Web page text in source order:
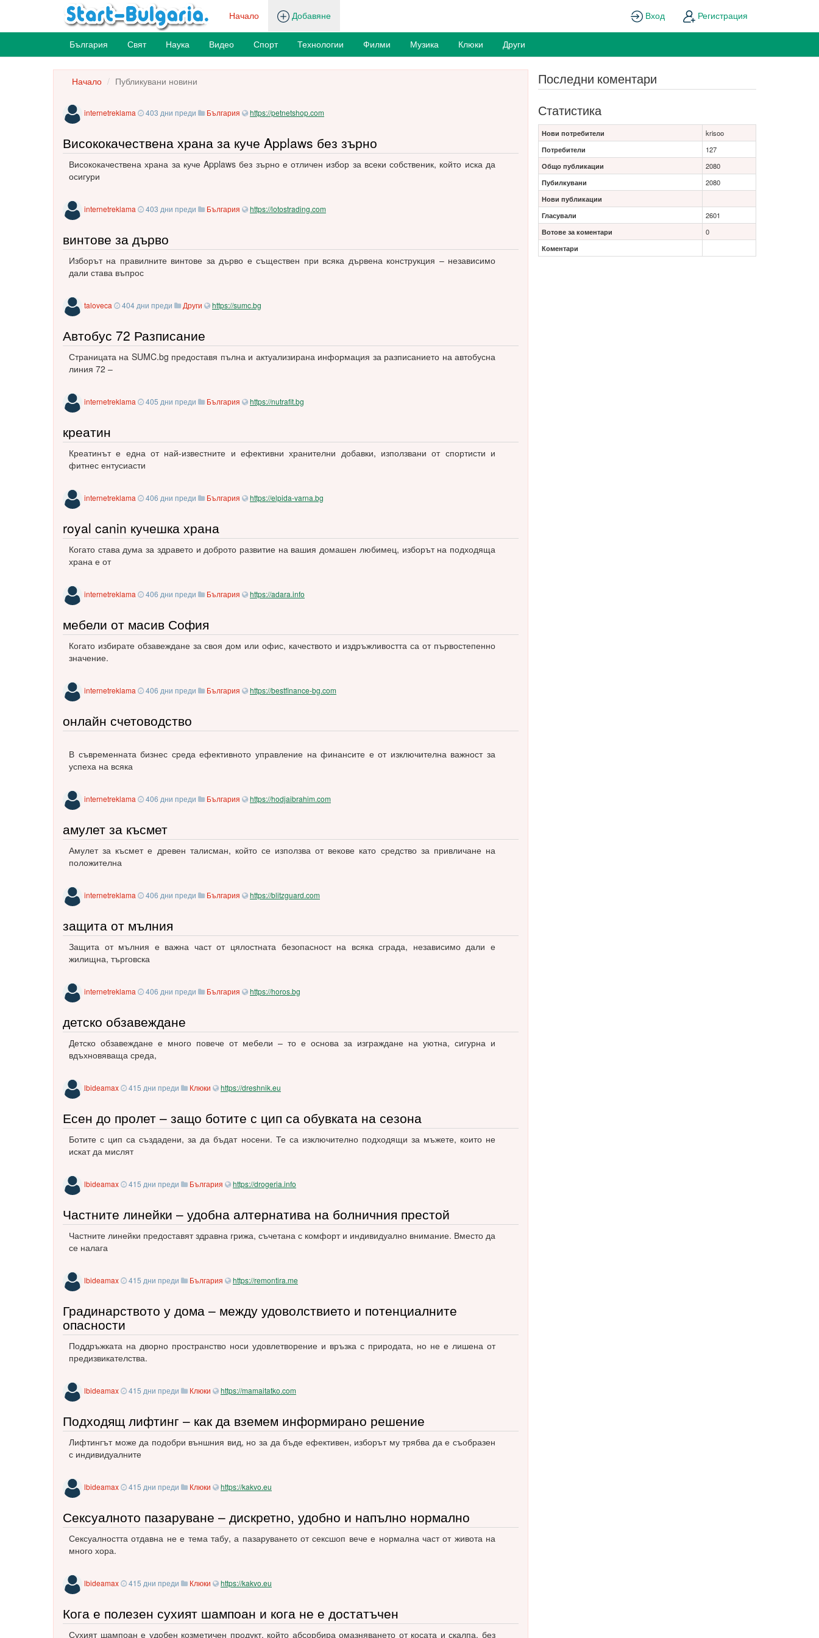
Начало Регистрация
Вход
Добавяне
България Свят Наука Видео Спорт Технологии Филми Музика Клюки Други
Начало Публикувани новини
Висококачествена храна за куче Applaws без зърно
internetreklama 403 дни преди България https://petnetshop.com
Висококачествена храна за куче Applaws без зърно е отличен избор за всеки собственик, който иска да
осигури
винтове за дърво
internetreklama 403 дни преди България https://lotostrading.com
Изборът на правилните винтове за дърво е съществен при всяка дървена конструкция – независимо
дали става въпрос
Автобус 72 Разписание
taloveca 404 дни преди Други https://sumc.bg
Страницата на SUMC.bg предоставя пълна и актуализирана информация за разписанието на автобусна
линия 72 –
креатин
internetreklama 405 дни преди България https://nutrafit.bg
Креатинът е една от най-известните и ефективни хранителни добавки, използвани от спортисти и
фитнес ентусиасти
royal canin кучешка храна
internetreklama 406 дни преди България https://elpida-varna.bg
Когато става дума за здравето и доброто развитие на вашия домашен любимец, изборът на подходяща
храна е от
мебели от масив София
internetreklama 406 дни преди България https://adara.info
Когато избирате обзавеждане за своя дом или офис, качеството и издръжливостта са от първостепенно
значение.
онлайн счетоводство
internetreklama 406 дни преди България https://bestfinance-bg.com
В съвременната бизнес среда ефективното управление на финансите е от изключителна важност за
успеха на всяка
амулет за късмет
internetreklama 406 дни преди България https://hodjaibrahim.com
Амулет за късмет е древен талисман, който се използва от векове като средство за привличане на
положителна
защита от мълния
internetreklama 406 дни преди България https://blitzguard.com
Защита от мълния е важна част от цялостната безопасност на всяка сграда, независимо дали е
жилищна, търговска
детско обзавеждане
internetreklama 406 дни преди България https://horos.bg
Детско обзавеждане е много повече от мебели – то е основа за изграждане на уютна, сигурна и
вдъхновяваща среда,
Есен до пролет – защо ботите с цип са обувката на сезона
lbideamax 415 дни преди Клюки https://dreshnik.eu
Ботите с цип са създадени, за да бъдат носени. Те са изключително подходящи за мъжете, които не
искат да мислят
Частните линейки – удобна алтернатива на болничния престой
lbideamax 415 дни преди България https://drogeria.info
Частните линейки предоставят здравна грижа, съчетана с комфорт и индивидуално внимание. Вместо да
се налага
Градинарството у дома – между удоволствието и потенциалните
опасности
lbideamax 415 дни преди България https://remontira.me
Поддръжката на дворно пространство носи удовлетворение и връзка с природата, но не е лишена от
предизвикателства.
Подходящ лифтинг – как да вземем информирано решение
lbideamax 415 дни преди Клюки https://mamaitatko.com
Лифтингът може да подобри външния вид, но за да бъде ефективен, изборът му трябва да е съобразен
с индивидуалните
Сексуалното пазаруване – дискретно, удобно и напълно нормално
lbideamax 415 дни преди Клюки https://kakvo.eu
Сексуалността отдавна не е тема табу, а пазаруването от сексшоп вече е нормална част от живота на
много хора.
Кога е полезен сухият шампоан и кога не е достатъчен
lbideamax 415 дни преди Клюки https://kakvo.eu
Сухият шампоан е удобен козметичен продукт, който абсорбира омазняването от косата и скалпа, без
Последни коментари
Статистика
Нови потребители
krisoo
Потребители
127
Общо публикации
2080
Пубилкувани
2080
Нови публикации
Гласували
2601
Вотове за коментари
0
Коментари